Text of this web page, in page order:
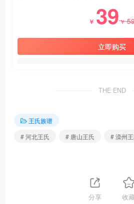
￥ 39￥
立即购买
THE END
王氏族谱
# 河北王氏
# 唐山王氏 # 滦州
分享 收